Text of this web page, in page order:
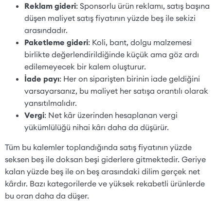
Reklam gideri: Sponsorlu ürün reklamı, satış başına
düşen maliyet satış fiyatının yüzde beş ile sekizi
arasındadır.
Paketleme gideri: Koli, bant, dolgu malzemesi
birlikte değerlendirildiğinde küçük ama göz ardı
edilemeyecek bir kalem oluşturur.
İade payı: Her on siparişten birinin iade geldiğini
varsayarsanız, bu maliyet her satışa orantılı olarak
yansıtılmalıdır.
Vergi: Net kâr üzerinden hesaplanan vergi
yükümlülüğü nihai kârı daha da düşürür.
Tüm bu kalemler toplandığında satış fiyatının yüzde
seksen beş ile doksan beşi giderlere gitmektedir. Geriye
kalan yüzde beş ile on beş arasındaki dilim gerçek net
kârdır. Bazı kategorilerde ve yüksek rekabetli ürünlerde
bu oran daha da düşer.